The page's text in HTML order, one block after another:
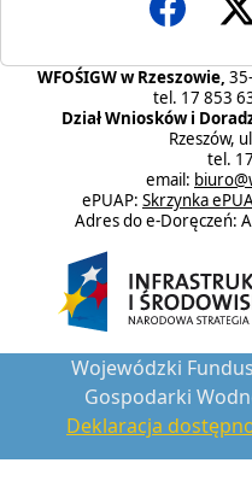
WFOŚIGW w Rzeszowie,
tel. 17 853
Dział Wniosków i
Rzeszów,
tel.
email:
ePUAP: Skrzynka
Adres do e-Doręczeń:
Wojewódzki
Gospodarki
Deklaracja